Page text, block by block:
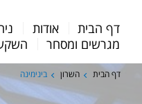
Menu
Bar
דף הבית אודות
מגרשים ומסחר
דף הבית השרון בינימינה